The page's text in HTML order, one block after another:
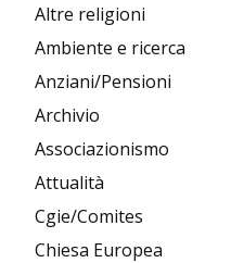
Altre religioni
Ambiente e ricerca
Anziani/Pensioni
Archivio
Associazionismo
Attualità
Cgie/Comites
Chiesa Europea